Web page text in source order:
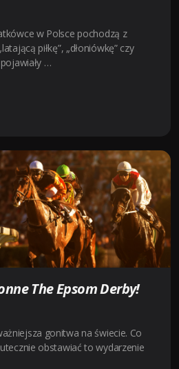
w Polsce pochodzą z
piłkę”, „dłoniówkę” czy
…
The Epsom Derby!
gonitwa na świecie. Co
obstawiać to wydarzenie